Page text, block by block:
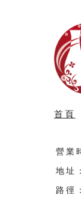
首頁
營業
地址：
路徑：